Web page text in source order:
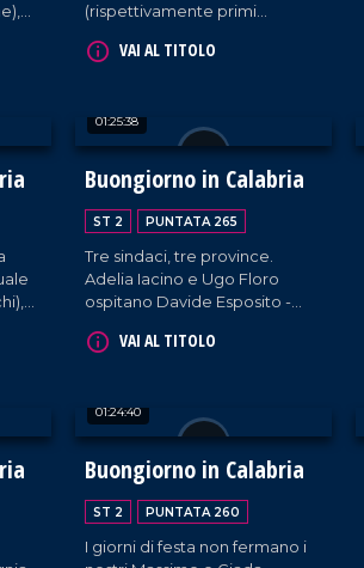
(rispettivamente primi
Capo Rizzuto e Belmonte
cura di Adelia Iacino e Ugo
Floro.
VAI AL TITOLO
01:25:38
Buongiorno in Calabria
ST 2 PUNTATA 265
Tre sindaci, tre province.
Adelia Iacino e Ugo Floro
ospitano Davide Esposito -
Domenico Modaffari - sindaco
Santa Sofia d'Epiro (CS).
VAI AL TITOLO
01:24:40
Buongiorno in Calabria
ST 2 PUNTATA 260
I giorni di festa non fermano i